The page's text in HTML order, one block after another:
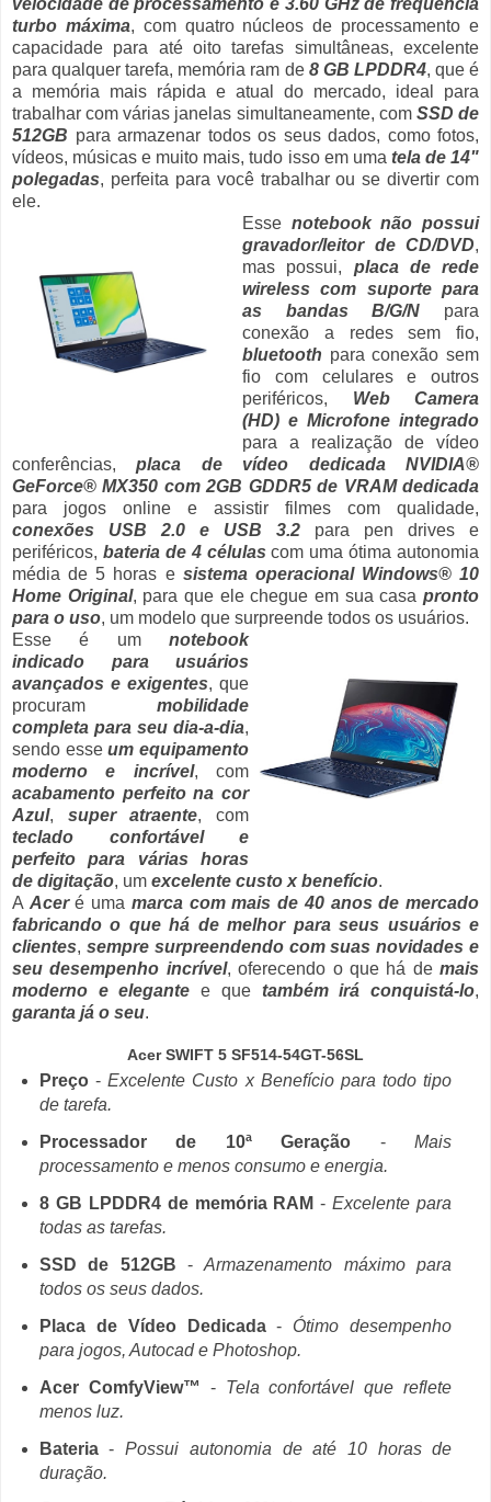
velocidade de processamento e 3.60 GHz de frequência
turbo máxima, com quatro núcleos de processamento e
capacidade para até oito tarefas simultâneas, excelente
para qualquer tarefa, memória ram de 8 GB LPDDR4, que é
a memória mais rápida e atual do mercado, ideal para
trabalhar com várias janelas simultaneamente, com SSD de
512GB para armazenar todos os seus dados, como fotos,
vídeos, músicas e muito mais, tudo isso em uma tela de 14"
polegadas, perfeita para você trabalhar ou se divertir com
ele.
Esse notebook não possui
gravador/leitor de CD/DVD,
mas possui, placa de rede
wireless com suporte para
as bandas B/G/N para
conexão a redes sem fio,
bluetooth para conexão sem
fio com celulares e outros
periféricos, Web Camera
(HD) e Microfone integrado
para a realização de vídeo
conferências,placa de vídeo dedicada NVIDIA®
GeForce® MX350 com 2GB GDDR5 de VRAM dedicada
para jogos online e assistir filmes com qualidade,
conexões USB 2.0 e USB 3.2 para pen drives e
periféricos, bateria de 4 células com uma ótima autonomia
média de 5 horas e sistema operacional Windows® 10
Home Original, para que ele chegue em sua casapronto
para o uso, um modelo que surpreende todos os usuários.
Esse é um notebook
indicado para usuários
avançados e exigentes, que
procuram mobilidade
completa para seu dia-a-dia,
sendo esseum equipamento
moderno e incrível, com
acabamento perfeito na cor
Azul, super atraente, com
teclado confortável e
perfeito para várias horas
de digitação, um excelente custo x benefício.
A Aceré uma marca com mais de 40 anos de mercado
fabricando o que há de melhor para seus usuários e
clientes, sempre surpreendendo com suas novidades e
seu desempenho incrível, oferecendo o que há de mais
moderno e elegante e que também irá conquistá-lo,
garanta já o seu.
Acer SWIFT 5 SF514-54GT-56SL
Preço-Excelente Custo x Benefício para todo tipo
de tarefa.
Processador de 10ª Geração -Mais
processamento e menos consumo e energia.
8 GB LPDDR4 de memória RAM -Excelente para
todas as tarefas.
SSD de 512GB -Armazenamento máximo para
todos os seus dados.
Placa de Vídeo Dedicada- Ótimo desempenho
para jogos, Autocad e Photoshop.
Acer ComfyView™ - Tela confortável que reflete
menos luz.
Bateria-Possui autonomia de até 10 horas de
duração.